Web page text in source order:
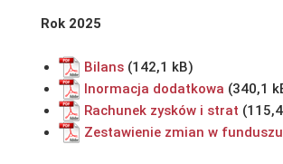
Rok 2025
Bilans
Inormacja dodatkowa
Rachunek zysków i strat
Zestawienie zmian w funduszu